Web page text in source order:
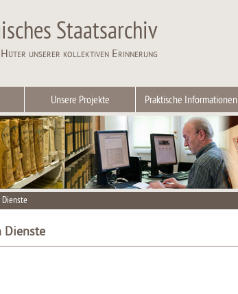
Staatsarchiv
Hüter unserer kollektiven Erinnerung
Unsere Projekte Praktische Informationen
Dienste